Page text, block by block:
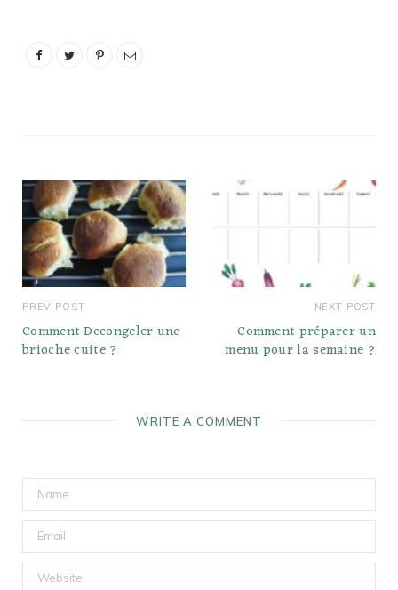
PREV POST
Comment Decongeler une
brioche cuite ?
NEXT POST
Comment préparer un
menu pour la semaine ?
WRITE A COMMENT